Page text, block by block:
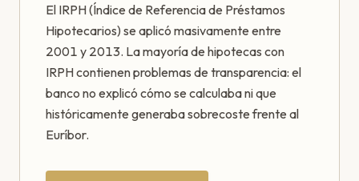
El IRPH (Índice de Referencia de Préstamos
Hipotecarios) se aplicó masivamente entre
2001 y 2013. La mayoría de hipotecas con
IRPH contienen problemas de transparencia: el
banco no explicó cómo se calculaba ni que
históricamente generaba sobrecoste frente al
Euríbor.